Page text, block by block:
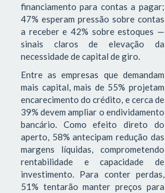
financiamento para contas a pagar;
47% esperam pressão sobre contas
a receber e 42% sobre estoques —
sinais claros de elevação da
necessidade de capital de giro.
Entre as empresas que demandam
mais capital, mais de 55% projetam
encarecimento do crédito, e cerca de
39% devem ampliar o endividamento
bancário. Como efeito direto do
aperto, 58% antecipam redução das
margens líquidas, comprometendo
rentabilidade e capacidade de
investimento. Para conter perdas,
51% tentarão manter preços para